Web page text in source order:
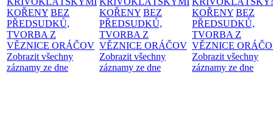
KOŘENY BEZ
PŘEDSUDKŮ,
TVORBA Z
VĚZNICE ORÁČOV
Zobrazit všechny
záznamy ze dne
KOŘENY BEZ
PŘEDSUDKŮ,
TVORBA Z
VĚZNICE ORÁČOV
Zobrazit všechny
záznamy ze dne
KOŘENY BEZ
PŘEDSUDKŮ,
TVORBA Z
VĚZNICE
Zobrazit všechny
záznamy ze dne